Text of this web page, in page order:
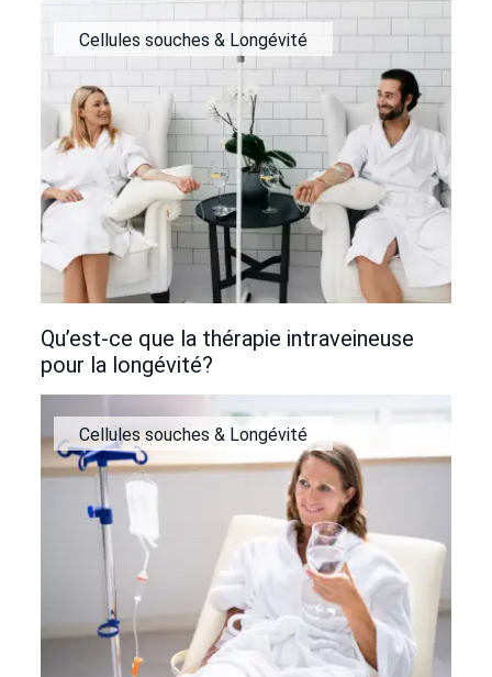
Qu’est-ce que la thérapie intraveineuse
pour la longévité?
Cellules souches & Longévité
Cellules souches & Longévité